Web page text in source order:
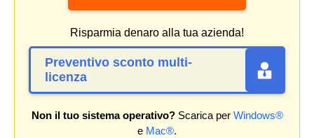
Risparmia denaro alla tua azienda!
Preventivo sconto multi-
licenza
Non il tuo sistema operativo?Scarica per Windows®
e Mac®.